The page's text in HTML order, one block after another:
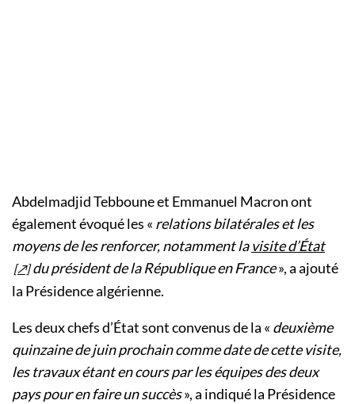
Abdelmadjid Tebboune et Emmanuel Macron ont
également évoqué les « relations bilatérales et les
moyens de les renforcer, notamment lavisite d’État
du président de la République en France», a ajouté
la Présidence algérienne.
Les deux chefs d’État sont convenus de la « deuxième
quinzaine de juin prochain comme date de cette visite,
les travaux étant en cours par les équipes des deux
pays pour en faire un succès», a indiqué la Présidence